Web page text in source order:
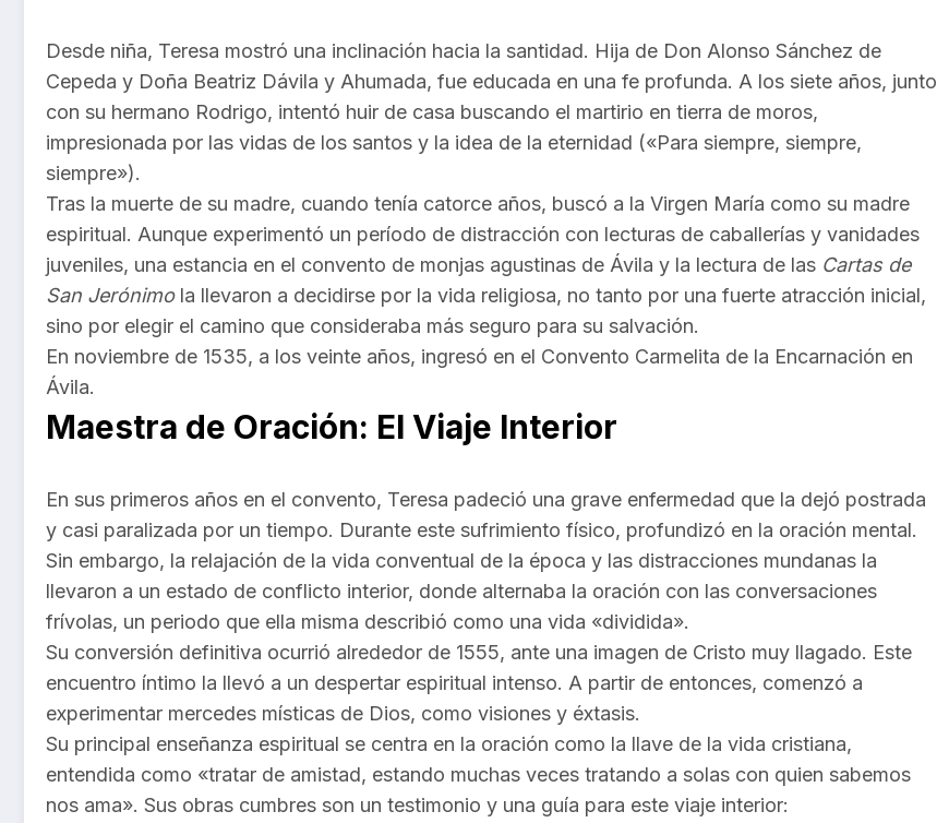
Desde niña, Teresa mostró una inclinación hacia la santidad. Hija de Don Alonso Sánchez de
Cepeda y Doña Beatriz Dávila y Ahumada, fue educada en una fe profunda. A los siete años, junto
con su hermano Rodrigo, intentó huir de casa buscando el martirio en tierra de moros,
impresionada por las vidas de los santos y la idea de la eternidad («Para siempre, siempre,
siempre»).
Tras la muerte de su madre, cuando tenía catorce años, buscó a la Virgen María como su madre
espiritual. Aunque experimentó un período de distracción con lecturas de caballerías y vanidades
juveniles, una estancia en el convento de monjas agustinas de Ávila y la lectura de las Cartas de
San Jerónimola llevaron a decidirse por la vida religiosa, no tanto por una fuerte atracción inicial,
sino por elegir el camino que consideraba más seguro para su salvación.
En noviembre de 1535, a los veinte años, ingresó en el Convento Carmelita de la Encarnación en
Ávila.
Maestra de Oración: El Viaje Interior
En sus primeros años en el convento, Teresa padeció una grave enfermedad que la dejó postrada
y casi paralizada por un tiempo. Durante este sufrimiento físico, profundizó en la oración mental.
Sin embargo, la relajación de la vida conventual de la época y las distracciones mundanas la
llevaron a un estado de conflicto interior, donde alternaba la oración con las conversaciones
frívolas, un periodo que ella misma describió como una vida «dividida».
Su conversión definitiva ocurrió alrededor de 1555, ante una imagen de Cristo muy llagado. Este
encuentro íntimo la llevó a un despertar espiritual intenso. A partir de entonces, comenzó a
experimentar mercedes místicas de Dios, como visiones y éxtasis.
Su principal enseñanza espiritual se centra en la oración como la llave de la vida cristiana,
entendida como «tratar de amistad, estando muchas veces tratando a solas con quien sabemos
nos ama». Sus obras cumbres son un testimonio y una guía para este viaje interior: